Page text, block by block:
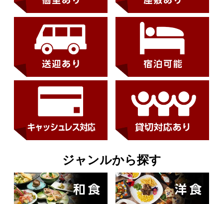
ジャンルから探す